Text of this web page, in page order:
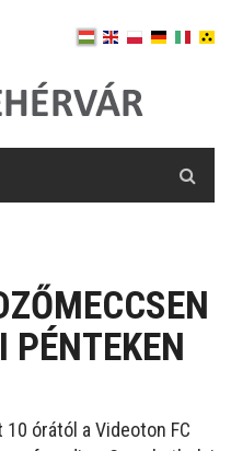
PÉNTEKEN
órától a Videoton FC